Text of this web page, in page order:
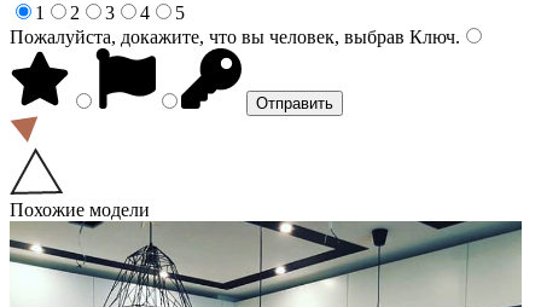
1
2 3 4
5
Пожалуйста, докажите, что вы человек, выбрав Ключ.
Похожие модели